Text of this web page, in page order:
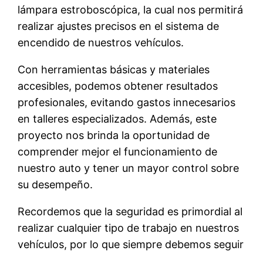
lámpara estroboscópica, la cual nos permitirá
realizar ajustes precisos en el sistema de
encendido de nuestros vehículos.
Con herramientas básicas y materiales
accesibles, podemos obtener resultados
profesionales, evitando gastos innecesarios
en talleres especializados. Además, este
proyecto nos brinda la oportunidad de
comprender mejor el funcionamiento de
nuestro auto y tener un mayor control sobre
su desempeño.
Recordemos que la seguridad es primordial al
realizar cualquier tipo de trabajo en nuestros
vehículos, por lo que siempre debemos seguir